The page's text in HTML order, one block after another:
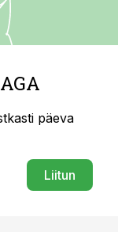
päeva
Liitun